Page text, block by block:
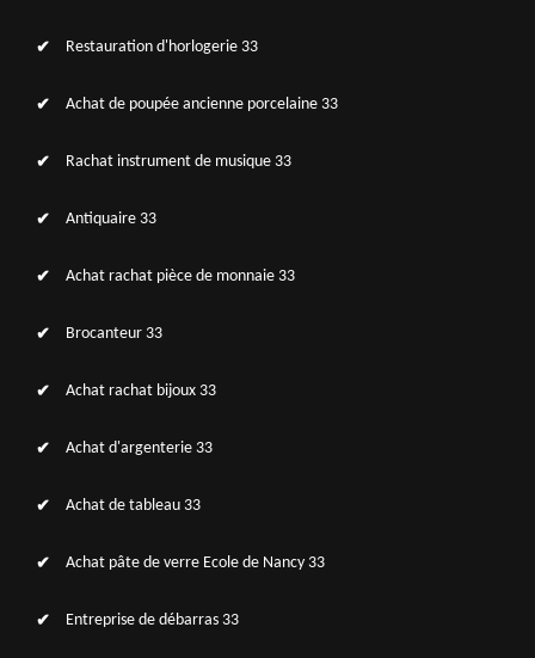
Restauration d'horlogerie 33
Achat de poupée ancienne porcelaine 33
Rachat instrument de musique 33
Antiquaire 33
Achat rachat pièce de monnaie 33
Brocanteur 33
Achat rachat bijoux 33
Achat d'argenterie 33
Achat de tableau 33
Achat pâte de verre Ecole de Nancy 33
Entreprise de débarras 33